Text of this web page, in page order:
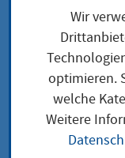
der
Wir
optimieren.
welche
Weitere